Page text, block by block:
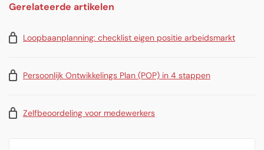
Gerelateerde artikelen
Loopbaanplanning: checklist eigen positie arbeidsmarkt
Persoonlijk Ontwikkelings Plan (POP) in 4 stappen
Zelfbeoordeling voor medewerkers